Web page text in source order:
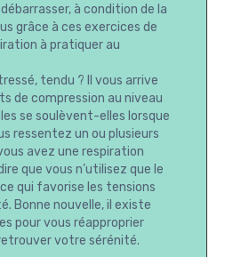
à condition de la
grâce à ces exercices de
à pratiquer au
tendu ? Il vous arrive
de compression au niveau
se soulèvent-elles lorsque
ressentez un ou plusieurs
avez une respiration
que vous n’utilisez que le
qui favorise les tensions
Bonne nouvelle, il existe
pour vous réapproprier
votre sérénité.